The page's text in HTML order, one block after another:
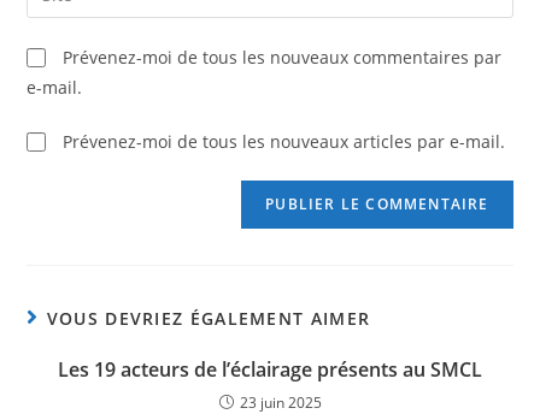
Prévenez-moi de tous les nouveaux commentaires par
e-mail.
Prévenez-moi de tous les nouveaux articles par e-mail.
VOUS DEVRIEZ ÉGALEMENT AIMER
Les 19 acteurs de l’éclairage présents au SMCL
23 juin 2025